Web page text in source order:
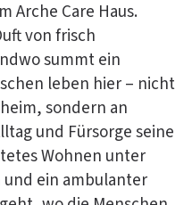
Arche Care Haus.
von frisch
summt ein
leben hier – nicht
sondern an
und Fürsorge seine
Wohnen unter
und ein ambulanter